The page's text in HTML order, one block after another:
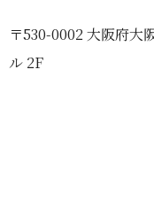
〒530-0002 大阪府
ル 2F